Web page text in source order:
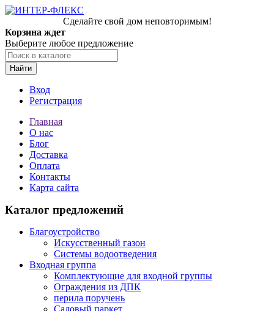
Сделайте свой дом неповторимым!
Корзина ждет
Выберите любое предложение
Найти
Вход
Регистрация
Главная
О нас
Блог
Доставка
Оплата
Контакты
Карта сайта
Каталог предложений
Благоустройство
Искусственный газон
Системы водоотведения
Входная группа
Комплектующие для входной группы
Ограждения из ДПК
перила поручень
Садовый паркет